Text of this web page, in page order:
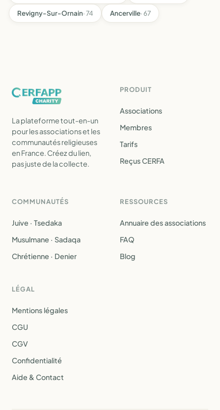
Revigny-Sur-Ornain· 74 Ancerville· 67
La plateforme tout-en-un
pour les associations et les
communautés religieuses
en France. Créez du lien,
pas juste de la collecte.
PRODUIT
Associations
Membres
Tarifs
Reçus CERFA
COMMUNAUTÉS
Juive · Tsedaka
Musulmane · Sadaqa
Chrétienne · Denier
RESSOURCES
Annuaire des associations
FAQ
Blog
LÉGAL
Mentions légales
CGU
CGV
Confidentialité
Aide & Contact